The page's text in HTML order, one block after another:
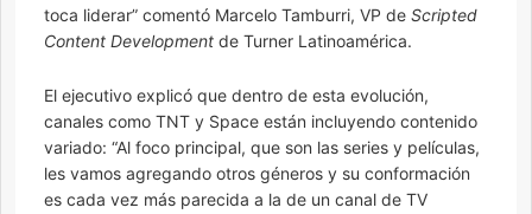
toca liderar” comentó Marcelo Tamburri, VP de Scripted
Content Development de Turner Latinoamérica.
El ejecutivo explicó que dentro de esta evolución,
canales como TNT y Space están incluyendo contenido
variado: “Al foco principal, que son las series y películas,
les vamos agregando otros géneros y su conformación
es cada vez más parecida a la de un canal de TV